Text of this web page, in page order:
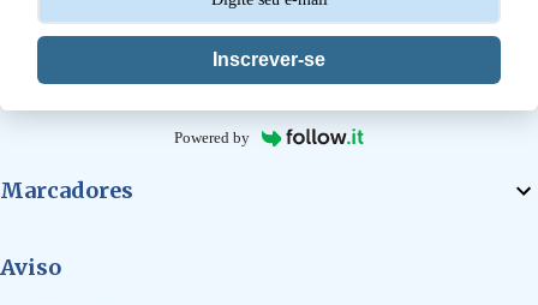
Inscrever-se
Powered by
Marcadores
Aviso